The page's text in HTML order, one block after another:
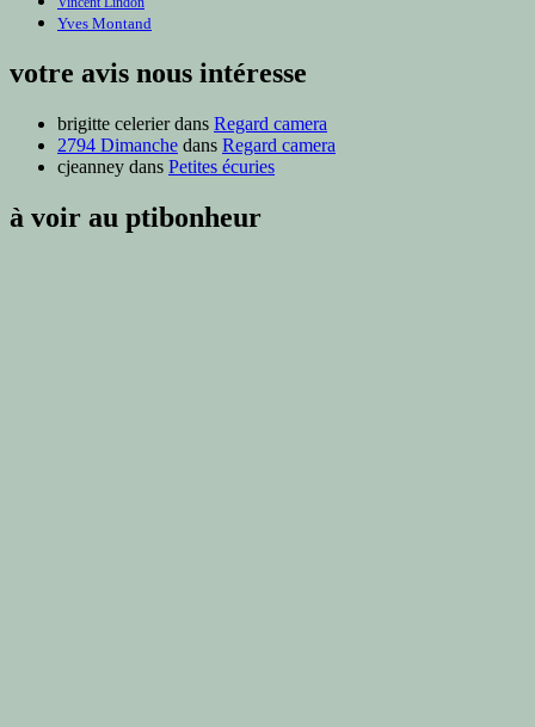
Yves Montand
votre avis nous intéresse
brigitte celerierdans Regard camera
2794 Dimanche dans Regard camera
cjeanney dans Petites écuries
à voir au ptibonheur